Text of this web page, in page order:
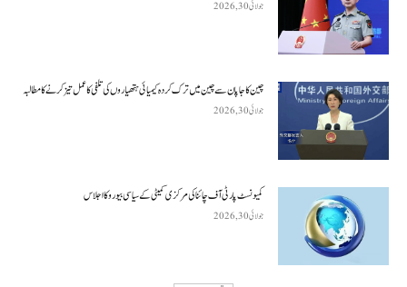
جولائی 30, 2026
چین کا جاپان سے چین میں ترک کردہ کیمیائی ہتھیاروں کی تلفی کا عمل تیز کرنے کا مطالبہ
جولائی 30, 2026
کمیونسٹ پارٹی آف چائنا کی مرکزی کمیٹی کے سیاسی بیورو کا اجلاس
جولائی 30, 2026